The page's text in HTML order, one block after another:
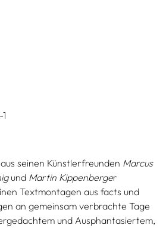
seinen Künstlerfreunden Marcus
und Martin Kippenberger
Textmontagen aus facts und
an gemeinsam verbrachte Tage
und Ausphantasiertem,